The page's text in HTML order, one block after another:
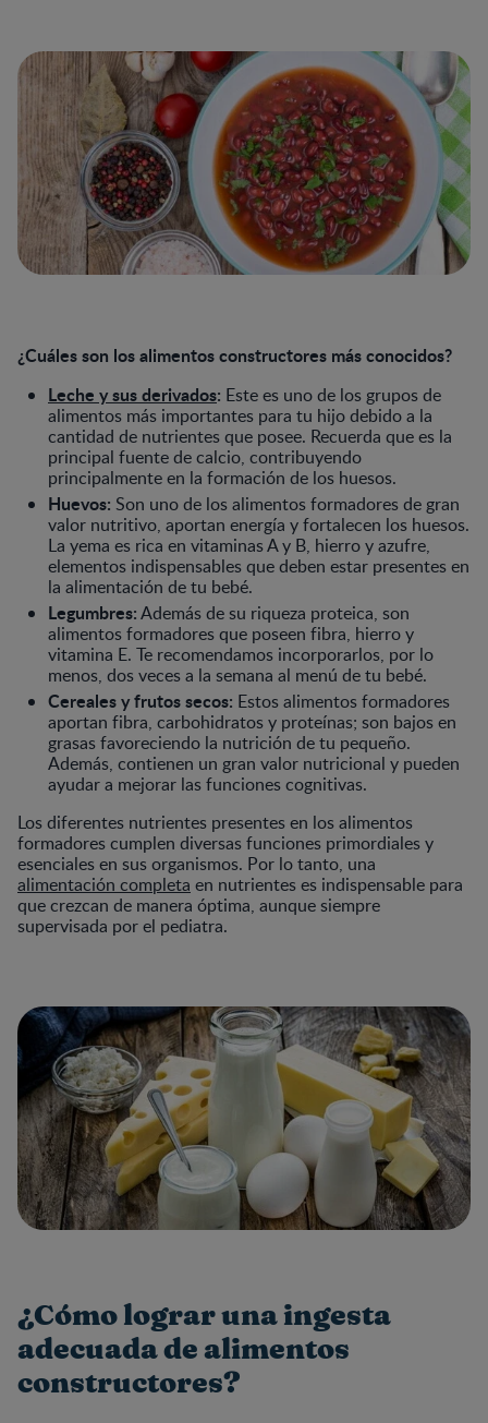
¿Cuáles son los alimentos constructores más conocidos?
Leche y sus derivados: Este es uno de los grupos de
alimentos más importantes para tu hijo debido a la
cantidad de nutrientes que posee. Recuerda que es la
principal fuente de calcio, contribuyendo
principalmente en la formación de los huesos.
Huevos: Son uno de los alimentos formadores de gran
valor nutritivo, aportan energía y fortalecen los huesos.
La yema es rica en vitaminas A y B, hierro y azufre,
elementos indispensables que deben estar presentes en
la alimentación de tu bebé.
Legumbres:Además de su riqueza proteica, son
alimentos formadores que poseen fibra, hierro y
vitamina E. Te recomendamos incorporarlos, por lo
menos, dos veces a la semana al menú de tu bebé.
Cereales y frutos secos: Estos alimentos formadores
aportan fibra, carbohidratos y proteínas; son bajos en
grasas favoreciendo la nutrición de tu pequeño.
Además, contienen un gran valor nutricional y pueden
ayudar a mejorar las funciones cognitivas.
Los diferentes nutrientes presentes en los alimentos
formadores cumplen diversas funciones primordiales y
esenciales en sus organismos. Por lo tanto, una
alimentación completa en nutrientes es indispensable para
que crezcan de manera óptima, aunque siempre
supervisada por el pediatra.
¿Cómo lograr una ingesta
adecuada de alimentos
constructores?